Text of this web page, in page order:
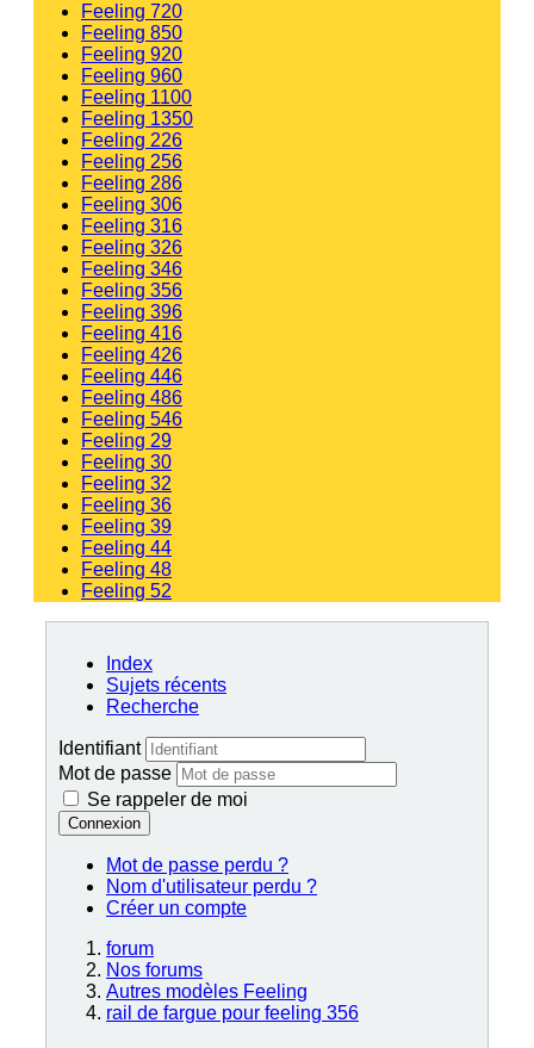
Feeling 720
Feeling 850
Feeling 920
Feeling 960
Feeling 1100
Feeling 1350
Feeling 226
Feeling 256
Feeling 286
Feeling 306
Feeling 316
Feeling 326
Feeling 346
Feeling 356
Feeling 396
Feeling 416
Feeling 426
Feeling 446
Feeling 486
Feeling 546
Feeling 29
Feeling 30
Feeling 32
Feeling 36
Feeling 39
Feeling 44
Feeling 48
Feeling 52
Index
Sujets récents
Recherche
Identifiant
Mot de passe
Se rappeler de moi
Connexion
Mot de passe perdu ?
Nom d'utilisateur perdu ?
Créer un compte
forum
Nos forums
Autres modèles Feeling
rail de fargue pour feeling 356